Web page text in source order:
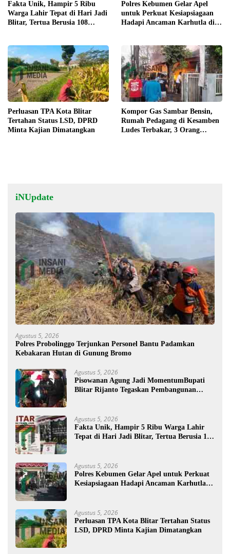
Fakta Unik, Hampir 5 Ribu
Warga Lahir Tepat di Hari Jadi
Blitar, Tertua Berusia 108
Polres Kebumen Gelar Apel
untuk Perkuat Kesiapsiagaan
Hadapi Ancaman Karhutla di
Perluasan TPA Kota Blitar
Tertahan Status LSD, DPRD
Minta Kajian Dimatangkan
Kompor Gas Sambar Bensin,
Rumah Pedagang di Kesamben
Ludes Terbakar, 3 Orang
iNUpdate
Agustus 5, 2026
Polres Probolinggo Terjunkan Personel Bantu Padamkan
Kebakaran Hutan di Gunung Bromo
Agustus 5, 2026
Pisowanan Agung Jadi MomentumBupati
Blitar Rijanto Tegaskan Pembangunan
Agustus 5, 2026
Fakta Unik, Hampir 5 Ribu Warga Lahir
Tepat di Hari Jadi Blitar, Tertua Berusia 108
Agustus 5, 2026
Polres Kebumen Gelar Apel untuk Perkuat
Kesiapsiagaan Hadapi Ancaman Karhutla di
Agustus 5, 2026
Perluasan TPA Kota Blitar Tertahan Status
LSD, DPRD Minta Kajian Dimatangkan